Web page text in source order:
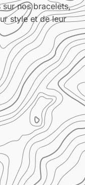
nos bracelets,
style et de leur